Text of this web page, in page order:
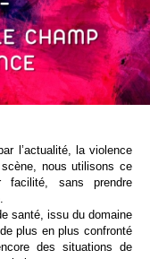
l’actualité, la violence
nous utilisons ce
facilité, sans prendre
santé, issu du domaine
plus en plus confronté
des situations de